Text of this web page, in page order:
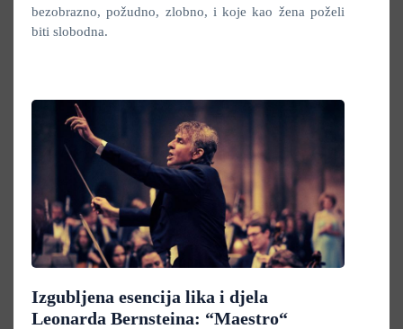
bezobrazno, požudno, zlobno, i koje kao žena poželi
biti slobodna.
Izgubljena esencija lika i djela
Leonarda Bernsteina: “Maestro“